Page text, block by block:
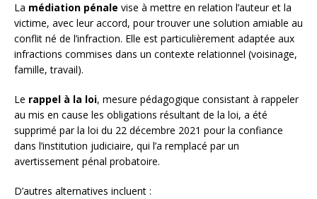
La médiation pénale vise à mettre en relation l’auteur et la
victime, avec leur accord, pour trouver une solution amiable au
conflit né de l’infraction. Elle est particulièrement adaptée aux
infractions commises dans un contexte relationnel (voisinage,
famille, travail).
Le rappel à la loi, mesure pédagogique consistant à rappeler
au mis en cause les obligations résultant de la loi, a été
supprimé par la loi du 22 décembre 2021 pour la confiance
dans l’institution judiciaire, qui l’a remplacé par un
avertissement pénal probatoire.
D’autres alternatives incluent :